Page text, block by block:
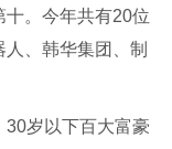
。今年共有20位
、韩华集团、制
岁以下百大富豪